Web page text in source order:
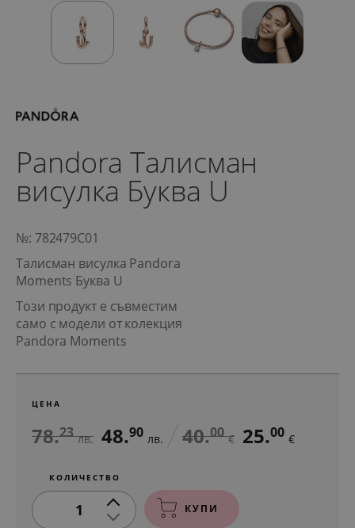
Pandora Талисман
висулка Буква U
№: 782479C01
Талисман висулка Pandora
Moments Буква U
Този продукт е съвместим
само с модели от колекция
Pandora Moments
ЦЕНА
78.23 лв. 48.90 лв. 40.00 € 25.00 €
КОЛИЧЕСТВО
1 КУПИ